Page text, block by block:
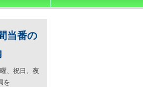
当番の
、祝日、夜
を